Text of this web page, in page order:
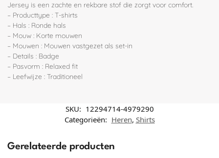
Jersey is een zachte en rekbare stof die zorgt voor comfort.
– Producttype : T-shirts
– Hals : Ronde hals
– Mouw : Korte mouwen
– Mouwen : Mouwen vastgezet als set-in
– Details : Badge
– Pasvorm : Relaxed fit
– Leefwijze : Traditioneel
SKU: 12294714-4979290
Categorieën: Heren, Shirts
Gerelateerde producten